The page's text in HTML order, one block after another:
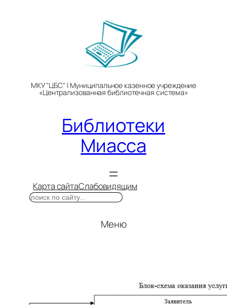
МКУ "ЦБС" | Муниципальное казенное учреждение
«Централизованная библиотечная система»
Библиотеки
Миасса
Карта сайтаСлабовидящим
Поиск
Меню